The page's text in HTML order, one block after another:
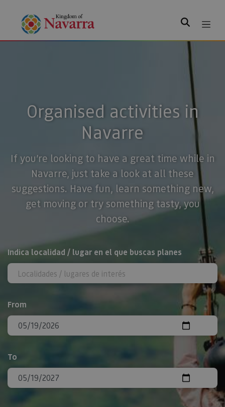
Search
Organised activities in
Navarre
If you’re looking to have a great time while in
Navarre, just take a look at all these
suggestions. Have fun, learn something new,
get moving or try something tasty, you
choose.
Search
Indica localidad / lugar en el que buscas planes
From
To